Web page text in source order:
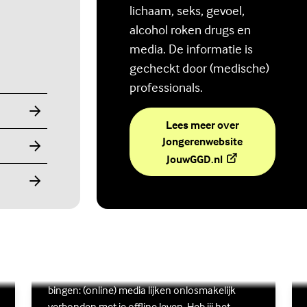
lichaam, seks, gevoel,
alcohol roken drugs en
media. De informatie is
gecheckt door (medische)
professionals.
Lees meer over
Jongerenwebsite
JouwGGD.nl(Externe link)
bingen: (online) media lijken onlosmakelijk
Lees meer over Ben jij digitaal in balans?
(Externe link)